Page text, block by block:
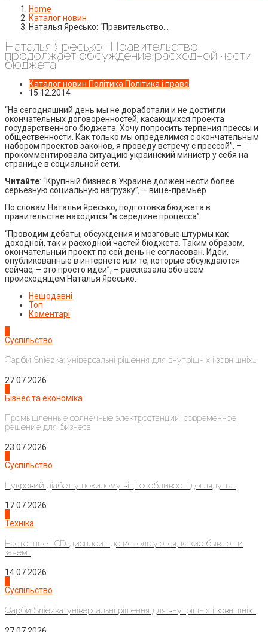
Home
Каталог новин
Наталья Яресько: “Правительство…
Наталья Яресько: “Правительство
продолжает обсуждение расходной части
бюджета”
Каталог новин Політика Політика і право
15.12.2014
“На сегодняшний день мы не доработали и не достигли
окончательных договоренностей, касающихся проекта
государственного бюджета. Хочу попросить терпения прессы и
общественности. Как только мы определимся с окончательным
набором проектов законов, я проведу встречу с прессой”, –
прокомментировала ситуацию украинский министр у себя на
странице в социальной сети.
Читайте: “Крупный бизнес в Украине должен нести более
серьезную социальную нагрузку”, – вице-премьер
По словам Натальи Яресько, подготовка бюджета в
правительстве находится “в середине процесса”.
“Проводим дебаты, обсуждения и мозговые штурмы как
доходной, так и расходной частей бюджета. Таким образом,
окончательный проект по сей день не согласован. Идеи,
опубликованные в интернете или те, которые обсуждаются
сейчас, – это просто идеи”, – рассказала обо всем
происходящем Наталья Яресько.
Нещодавні
Топ
Коментарі
Суспільство
Фарби Sniezka: універсальні рішення для внутрішніх і зовнішніх...
27.07.2026
Бізнес та економіка
Промышленные солнечные электростанции: современное
решение для бизнеса
23.07.2026
Суспільство
Цукровий діабет у похилому віці: особливості догляду та...
17.07.2026
Техніка
Настенные LCD-дисплеи: где используются, какие бывают и
зачем...
14.07.2026
Суспільство
Фарби Sniezka: універсальні рішення для внутрішніх і зовнішніх...